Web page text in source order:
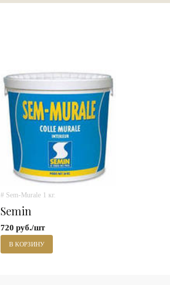
# Sem-Murale 1 кг.
Semin
720 руб./шт
В КОРЗИНУ